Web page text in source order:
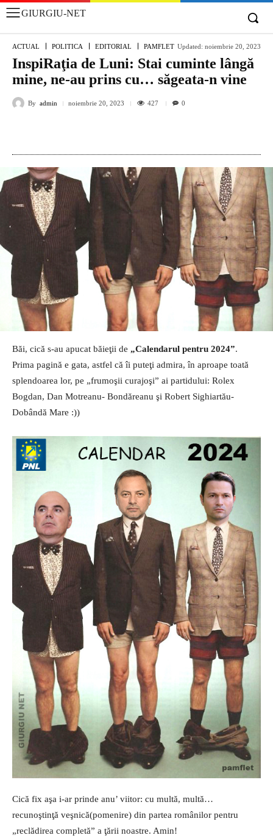
GIURGIU-NET
ACTUAL POLITICA EDITORIAL PAMFLET Updated: noiembrie 20, 2023
InspiRaţia de Luni: Stai cuminte lângă
mine, ne-au prins cu… săgeata-n vine
By admin noiembrie 20, 2023 427 0
Băi, cică s-au apucat băieţii de „Calendarul pentru 2024”.
Prima pagină e gata, astfel că îi puteţi admira, în aproape toată
splendoarea lor, pe „frumoşii curajoşi” ai partidului: Rolex
Bogdan, Dan Motreanu- Bondăreanu şi Robert Sighiartău-
Dobândă Mare :))
Cică fix aşa i-ar prinde anu’ viitor: cu multă, multă…
recunoştinţă veşnică(pomenire) din partea românilor pentru
„reclădirea completă” a ţării noastre. Amin!